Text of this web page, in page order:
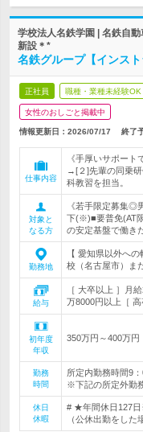
学校法人名鉄学園 | 名鉄自
新設＊*
名鉄グループ【インス
正社員 職種・業種未経験OK
女性のおしごと掲載中
情報更新日：2026/07/17 終了
仕事内容
《手厚いサポー
→[２]先輩の同乗
科教習を担当。
対象と
なる方
《若手限定募集◎
下(※)■要普免(AT
の安定基盤で働き
勤務地
【 愛知県以外へ
校（名古屋市）ま
給与
［ 大卒以上 ］月
万8000円以上［
初年度
年収
350万円～400万円
勤務
時間
所定内勤務時間9
※下記の所定外勤
休日
休暇
# ★年間休日127日
（公休出勤をした